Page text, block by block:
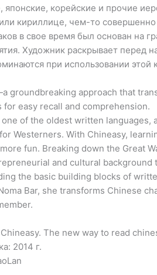
японские, корейские и прочие
кириллице, чем-то
в свое время был основан на
Художник раскрывает перед
при использовании
groundbreaking approach that
for easy recall and comprehension.
of the oldest written languages,
Westerners. With Chineasy,
fun. Breaking down the Great
and cultural
the basic building blocks of
Bar, she transforms Chinese
The new way to read
2014 г.